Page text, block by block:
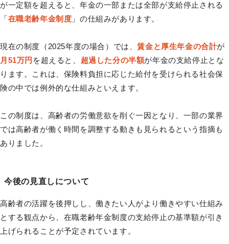
が一定額を超えると、年金の一部または全部が支給停止される
「在職老齢年金制度 」の仕組みがあります。
現在の制度（2025年度の場合）では、賃金と厚生年金の合計が
月51万円 を超えると、 超過した分の半額が年金の支給停止とな
ります。これは、保険料負担に応じた給付を受けられる社会保
険の中では例外的な仕組みといえます。
この制度は、高齢者の労働意欲を削ぐ一因となり、一部の業界
では高齢者が働く時間を調整する動きも見られるという指摘も
ありました。
今後の見直しについて
高齢者の活躍を後押しし、働きたい人がより働きやすい仕組み
とする観点から、在職老齢年金制度の支給停止の基準額が引き
上げられることが予定されています。